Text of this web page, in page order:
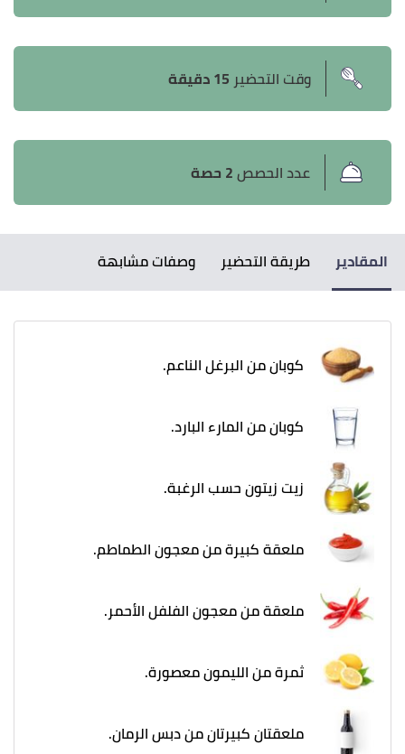
وقت التحضير 15 دقيقة
عدد الحصص2 حصة
المقادير طريقة التحضير وصفات مشابهة
كوبان من البرغل الناعم.
كوبان من المارء البارد.
زيت زيتون حسب الرغبة.
ملعقة كبيرة من معجون الطماطم.
ملعقة من معجون الفلفل الأحمر.
ثمرة من الليمون معصورة.
ملعقتان كبيرتان من دبس الرمان.